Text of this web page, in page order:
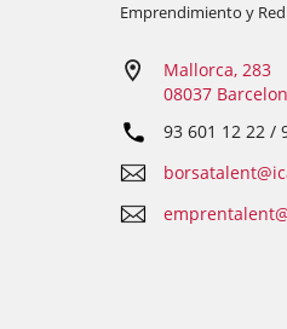
Emprendimiento y
Mallorca, 283
08037
93 601 12 22 /